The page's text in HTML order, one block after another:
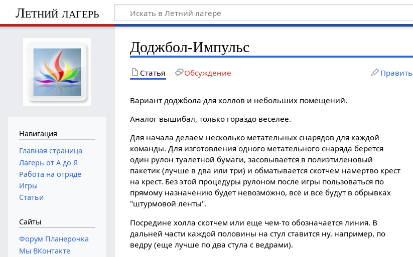
Летний лагерь
Доджбол-Импульс
Статья Обсуждение Править
Вариант доджбола для холлов и небольших помещений.
Аналог вышибал, только гораздо веселее.
Для начала делаем несколько метательных снарядов для каждой
команды. Для изготовления одного метательного снаряда берется
один рулон туалетной бумаги, засовывается в полиэтиленовый
пакетик (лучше в два или три) и обматывается скотчем намертво крест
на крест. Без этой процедуры рулоном после игры пользоваться по
прямому назначению будет невозможно, всё и все будут в обрывках
"штурмовой ленты".
Посредине холла скотчем или еще чем-то обозначается линия. В
дальней части каждой половины на стул ставится ну, например, по
ведру (еще лучше по два стула с ведрами).
Навигация
Главная страница
Лагерь от А до Я
Работа на отряде
Игры
Статьи
Сайты
Форум Планерочка
Мы ВКонтакте